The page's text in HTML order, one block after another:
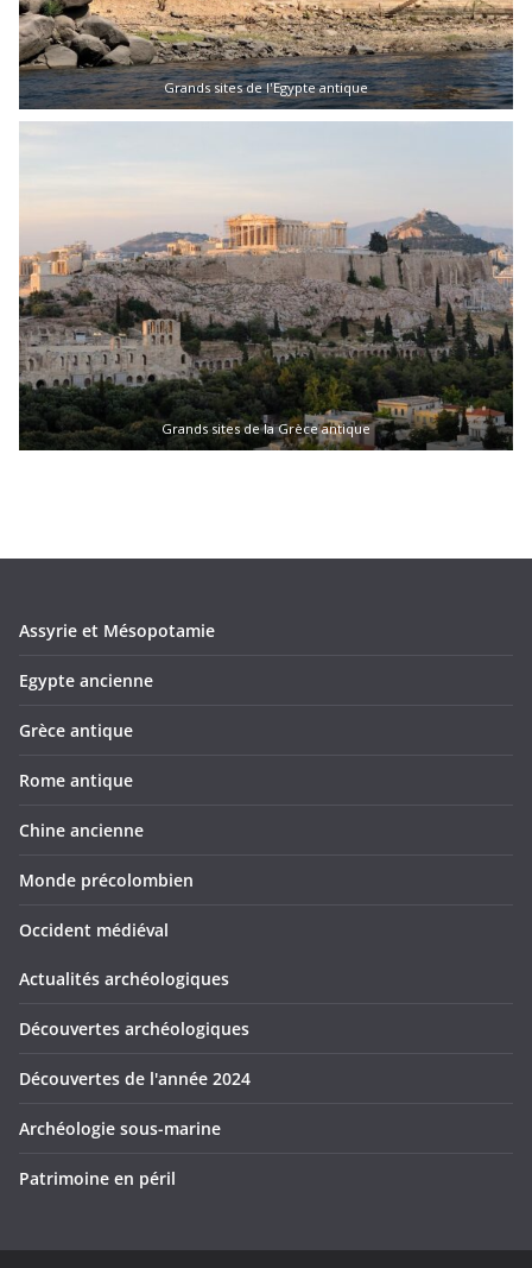
Grands sites de l'Egypte antique
Grands sites de la Grèce antique
Assyrie et Mésopotamie
Egypte ancienne
Grèce antique
Rome antique
Chine ancienne
Monde précolombien
Occident médiéval
Actualités archéologiques
Découvertes archéologiques
Découvertes de l'année 2024
Archéologie sous-marine
Patrimoine en péril